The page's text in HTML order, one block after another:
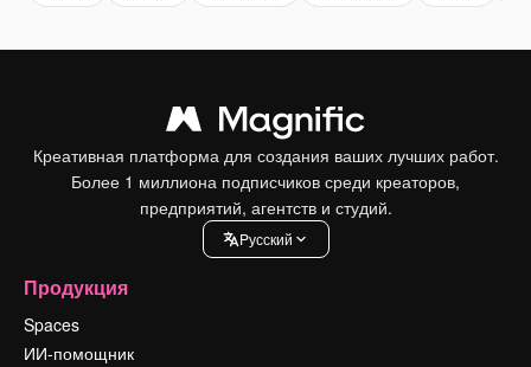
Креативная платформа для создания ваших лучших работ.
Более 1 миллиона подписчиков среди креаторов,
предприятий, агентств и студий.
Pусский
Продукция
Spaces
ИИ-помощник